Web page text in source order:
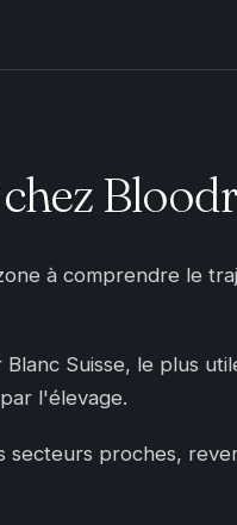
à comprendre le
Suisse, le plus
l'élevage.
secteurs proches,